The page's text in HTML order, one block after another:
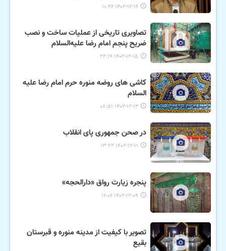
۱۴۰۲-۱۲-۱۶ ۱۰:۴۶
تصاویری تاریخی از عملیات ساخت و نصب
ضریح پنجم امام رضا علیه‌السلام
۱۴۰۲-۱۲-۱۵ ۲۲:۱۹
کاشی های روضه منوره حرم امام رضا علیه
السلام
۱۴۰۲-۱۲-۱۲ ۰۸:۵۱
در صحن جمهوری پای انقلاب
۱۴۰۲-۱۲-۱۱ ۱۳:۲۲
پنجره زیارت رواق «دارالحجه»
۱۴۰۲-۱۲-۰۹ ۱۶:۰۶
تصویر با کیفیت از مدینه منوره و قبرستان
بقیع